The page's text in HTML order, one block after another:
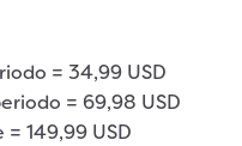
= 34,99 USD
= 69,98 USD
= 149,99 USD